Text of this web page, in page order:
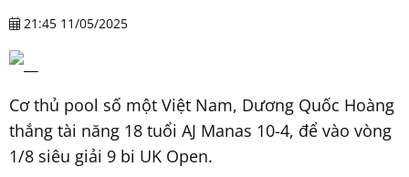
21:45 11/05/2025
Cơ thủ pool số một Việt Nam, Dương Quốc Hoàng
thắng tài năng 18 tuổi AJ Manas 10-4, để vào vòng
1/8 siêu giải 9 bi UK Open.